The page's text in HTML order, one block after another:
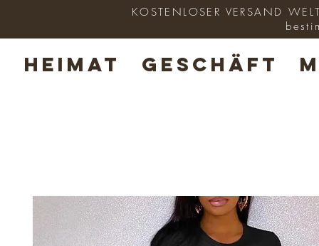
HEIMAT GESCHÄFT
KOSTENLOSER VERSAND